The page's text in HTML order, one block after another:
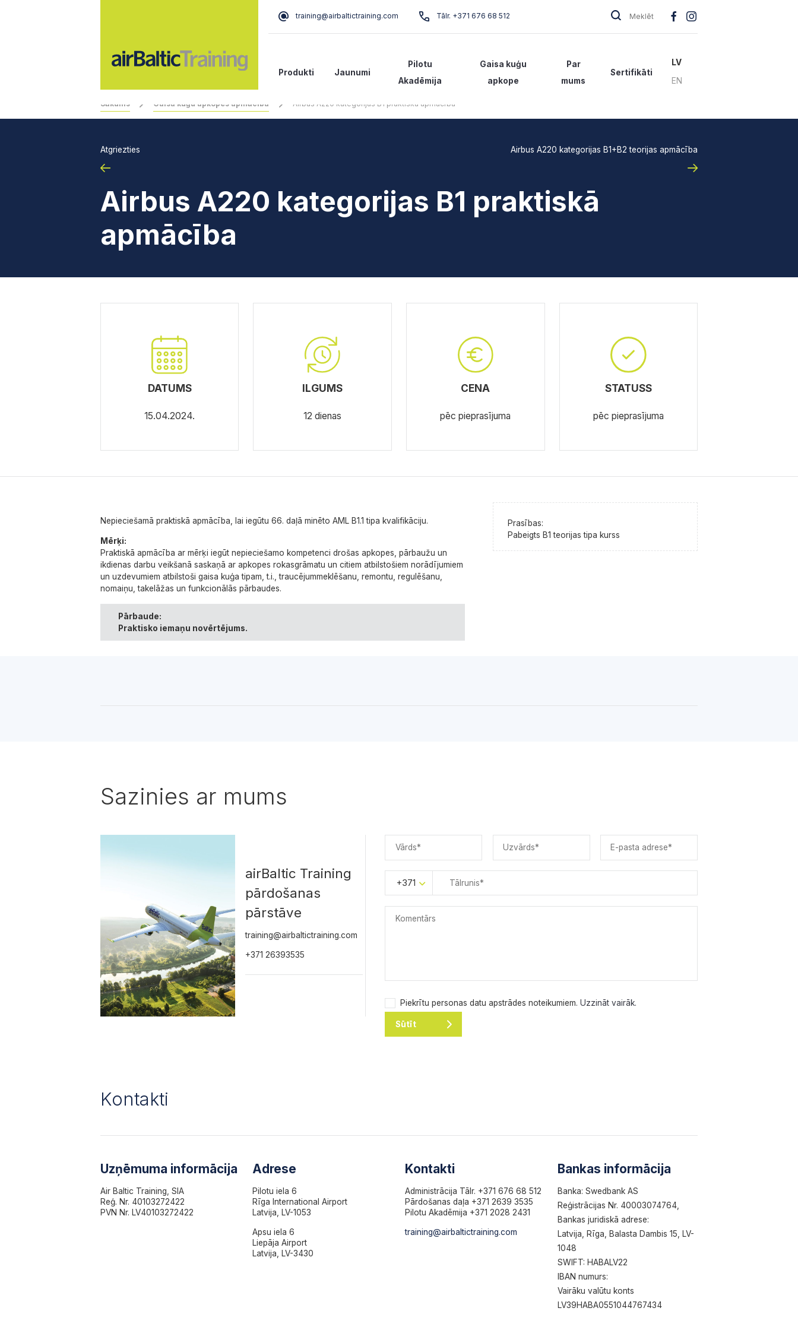
training@airbaltictraining.com Tālr. +371 676 68 512
Produkti Jaunumi
Pilotu
Akadēmija
Gaisa kuģu
apkope
Par
mums
Sertifikāti
LV
EN
Sākums Gaisa kuģu apkopes apmācība Airbus A220 kategorijas B1 praktiskā apmācība
Atgriezties Airbus A220 kategorijas B1+B2 teorijas apmācība
Airbus A220 kategorijas B1 praktiskā
apmācība
DATUMS
15.04.2024.
ILGUMS
12 dienas
CENA
pēc pieprasījuma
STATUSS
pēc pieprasījuma
Nepieciešamā praktiskā apmācība, lai iegūtu 66. daļā minēto AML B1.1 tipa kvalifikāciju.
Mērķi:
Praktiskā apmācība ar mērķi iegūt nepieciešamo kompetenci drošas apkopes, pārbaužu un
ikdienas darbu veikšanā saskaņā ar apkopes rokasgrāmatu un citiem atbilstošiem norādījumiem
un uzdevumiem atbilstoši gaisa kuģa tipam, t.i., traucējummeklēšanu, remontu, regulēšanu,
nomaiņu, takelāžas un funkcionālās pārbaudes.
Pārbaude:
Praktisko iemaņu novērtējums.
Prasības:
Pabeigts B1 teorijas tipa kurss
Sazinies ar mums
airBaltic Training
pārdošanas
pārstāve
training@airbaltictraining.com
+371 26393535
+371
Piekrītu personas datu apstrādes noteikumiem.Uzzināt vairāk.
Sūtīt
Kontakti
Uzņēmuma informācija
Air Baltic Training, SIA
Reģ. Nr. 40103272422
PVN Nr. LV40103272422
Adrese
Pilotu iela 6
Rīga International Airport
Latvija, LV-1053
Apsu iela 6
Liepāja Airport
Latvija, LV-3430
Kontakti
Administrācija Tālr. +371 676 68 512
Pārdošanas daļa +371 2639 3535
Pilotu Akadēmija +371 2028 2431
training@airbaltictraining.com
Bankas informācija
Banka: Swedbank AS
Reģistrācijas Nr. 40003074764,
Bankas juridiskā adrese:
Latvija, Rīga, Balasta Dambis 15, LV-
1048
SWIFT: HABALV22
IBAN numurs:
Vairāku valūtu konts
LV39HABA0551044767434